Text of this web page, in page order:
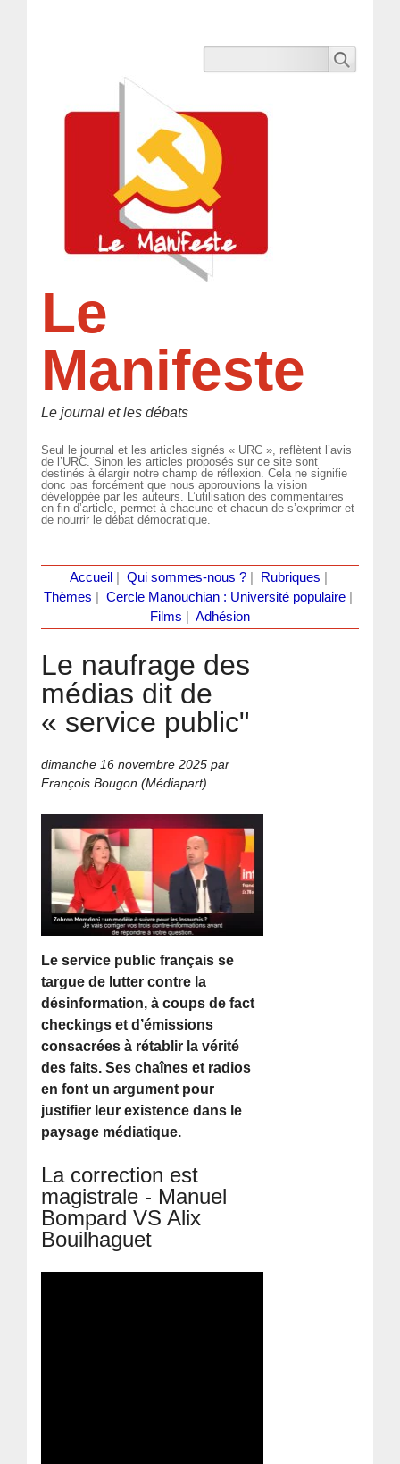
Le
Manifeste
Le journal et les débats
Seul le journal et les articles signés « URC », reflètent l’avis
de l’URC. Sinon les articles proposés sur ce site sont
destinés à élargir notre champ de réflexion. Cela ne signifie
donc pas forcément que nous approuvions la vision
développée par les auteurs. L’utilisation des commentaires
en fin d’article, permet à chacune et chacun de s’exprimer et
de nourrir le débat démocratique.
Accueil Qui sommes-nous ?| Rubriques
Thèmes
Cercle Manouchian : Université populaire
Films
Adhésion
Le naufrage des
médias dit de
« service public"
dimanche 16 novembre 2025 par
François Bougon (Médiapart)
Le service public français se
targue de lutter contre la
désinformation, à coups de fact
checkings et d’émissions
consacrées à rétablir la vérité
des faits. Ses chaînes et radios
en font un argument pour
justifier leur existence dans le
paysage médiatique.
La correction est
magistrale - Manuel
Bompard VS Alix
Bouilhaguet